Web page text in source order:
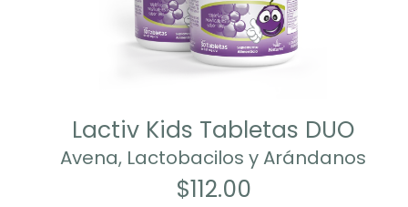
Lactiv Kids Tabletas DUO
Avena, Lactobacilos y Arándanos
$112.00